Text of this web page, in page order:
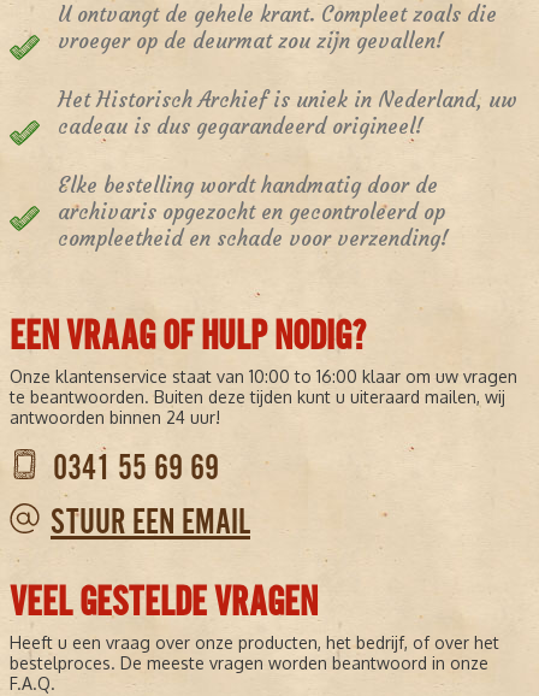
U ontvangt de gehele krant. Compleet zoals die
vroeger op de deurmat zou zijn gevallen!
Het Historisch Archief is uniek in Nederland, uw
cadeau is dus gegarandeerd origineel!
Elke bestelling wordt handmatig door de
archivaris opgezocht en gecontroleerd op
compleetheid en schade voor verzending!
EEN VRAAG OF HULP NODIG?
Onze klantenservice staat van 10:00 to 16:00 klaar om uw vragen
te beantwoorden. Buiten deze tijden kunt u uiteraard mailen, wij
antwoorden binnen 24 uur!
0341 55 69 69
STUUR EEN EMAIL
VEEL GESTELDE VRAGEN
Heeft u een vraag over onze producten, het bedrijf, of over het
bestelproces. De meeste vragen worden beantwoord in onze
F.A.Q.